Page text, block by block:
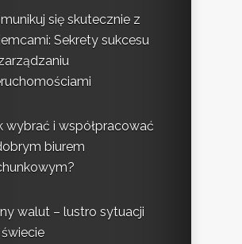
się skutecznie z
Sekrety sukcesu
wybrać i współpracować
biurem
walut – lustro sytuacji